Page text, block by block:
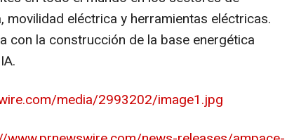
movilidad eléctrica y herramientas eléctricas.
con la construcción de la base energética
media/2993202/image1.jpg